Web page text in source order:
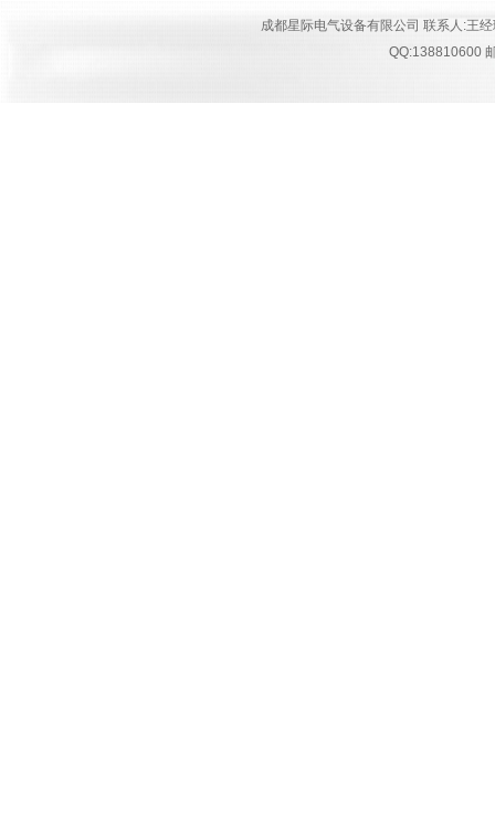
成都星际电气设备有限公司 联系人:王
QQ:138810600